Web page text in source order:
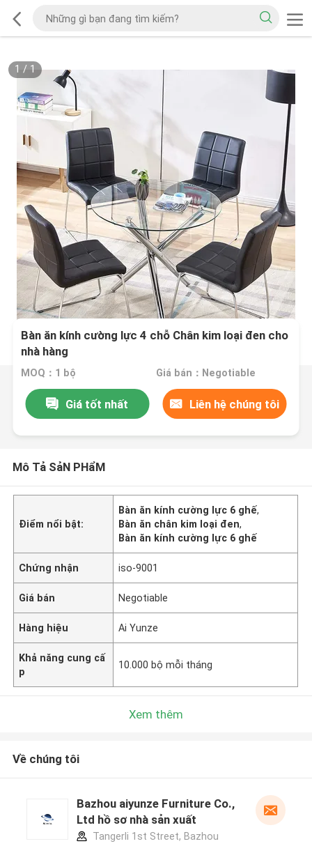
1 / 1
Bàn ăn kính cường lực 4 chỗ Chân kim loại đen cho
nhà hàng
MOQ：1 bộ Giá bán：Negotiable
Giá tốt nhất Liên hệ chúng tôi
Mô Tả SảN PHẩM
Điểm nổi bật:
Bàn ăn kính cường lực 6 ghế,
Bàn ăn chân kim loại đen,
Bàn ăn kính cường lực 6 ghế
Chứng nhận iso-9001
Giá bán Negotiable
Hàng hiệu Ai Yunze
Khả năng cung cấ
p
10.000 bộ mỗi tháng
Xem thêm
Về chúng tôi
Bazhou aiyunze Furniture Co.,
Ltd hồ sơ nhà sản xuất
Tangerli 1st Street, Bazhou